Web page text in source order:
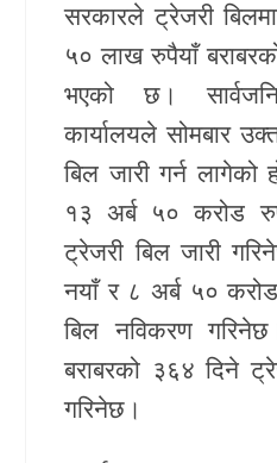
भिडियो
सूचना
प्रविधि
शिक्षा
स्वास्थ्य
सरकारले ट्रेजरी
५० लाख रुपैयाँ
भएको छ।
कार्यालयले सोमबार
बिल जारी गर्न लागेको
१३ अर्ब ५० करोड
ट्रेजरी बिल जारी
नयाँ र ८ अर्ब ५०
बिल नविकरण
बराबरको ३६४ दिने
गरिनेछ।